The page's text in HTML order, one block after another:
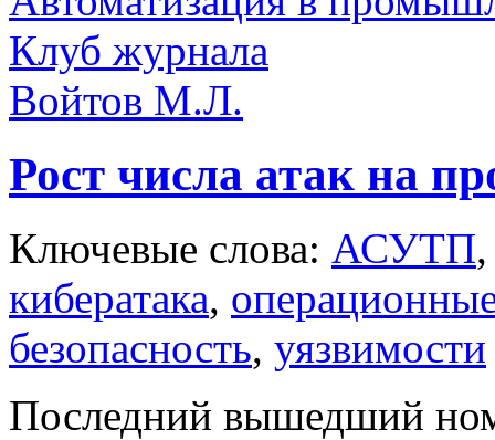
Клуб журнала
Войтов М.Л.
Рост числа атак на
Ключевые слова: АСУТП
кибератака,
безопасность, уязвимости
Последний вышедший